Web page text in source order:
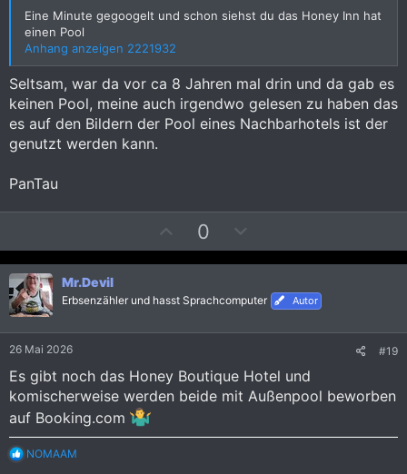
t
i
m
e
t
i
m
e
Eine Minute gegoogelt und schon siehst du das Honey Inn hat
einen Pool
Anhang anzeigen 2221932
Seltsam, war da vor ca 8 Jahren mal drin und da gab es
keinen Pool, meine auch irgendwo gelesen zu haben das
es auf den Bildern der Pool eines Nachbarhotels ist der
genutzt werden kann.
PanTau
o
s
t
i
e
S
t
0
e
g
t
i
e
S
Mr.Devil
Erbsenzähler und hasst Sprachcomputer Autor
26 Mai 2026 #19
Es gibt noch das Honey Boutique Hotel und
komischerweise werden beide mit Außenpool beworben
auf Booking.com
R
NOMAAM